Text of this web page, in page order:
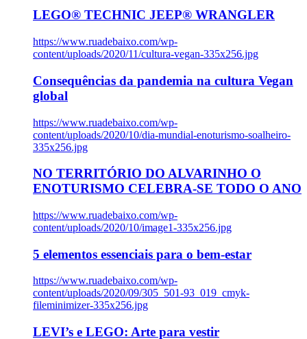
LEGO® TECHNIC JEEP® WRANGLER
https://www.ruadebaixo.com/wp-
content/uploads/2020/11/cultura-vegan-335x256.jpg
Consequências da pandemia na cultura Vegan
global
https://www.ruadebaixo.com/wp-
content/uploads/2020/10/dia-mundial-enoturismo-soalheiro-
335x256.jpg
NO TERRITÓRIO DO ALVARINHO O
ENOTURISMO CELEBRA-SE TODO O ANO
https://www.ruadebaixo.com/wp-
content/uploads/2020/10/image1-335x256.jpg
5 elementos essenciais para o bem-estar
https://www.ruadebaixo.com/wp-
content/uploads/2020/09/305_501-93_019_cmyk-
fileminimizer-335x256.jpg
LEVI’s e LEGO: Arte para vestir